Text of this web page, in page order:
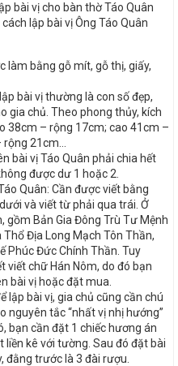
bài vị cho bàn thờ Táo Quân
lập bài vị Ông Táo Quân
làm bằng gỗ mít, gỗ thị, giấy,
bài vị thường là con số đẹp,
gia chủ. Theo phong thủy, kích
38cm – rộng 17cm; cao 41cm –
21cm…
bài vị Táo Quân phải chia hết
được dư 1 hoặc 2.
Quân: Cần được viết bằng
và viết từ phải qua trái. Ở
gồm Bản Gia Đông Trù Tư Mệnh
Thổ Địa Long Mạch Tôn Thần,
Phúc Đức Chính Thần. Tuy
viết chữ Hán Nôm, do đó bạn
bài vị hoặc đặt mua.
lập bài vị, gia chủ cũng cần chú
nguyên tắc “nhất vị nhị hướng”
bạn cần đặt 1 chiếc hương án
kê với tường. Sau đó đặt bài
đằng trước là 3 đài rượu.